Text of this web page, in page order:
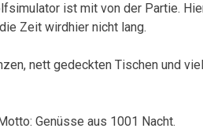
ist mit von der Partie.
Zeit wirdhier nicht lang.
nett gedeckten Tischen und
Genüsse aus 1001 Nacht.